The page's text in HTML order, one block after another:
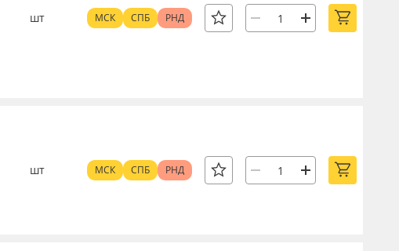
шт МСК СПБ РНД
шт МСК СПБ РНД